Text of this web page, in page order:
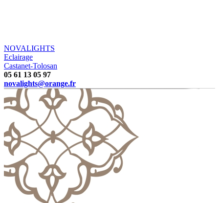
NOVALIGHTS
Eclairage
Castanet-Tolosan
05 61 13 05 97
novalights@orange.fr